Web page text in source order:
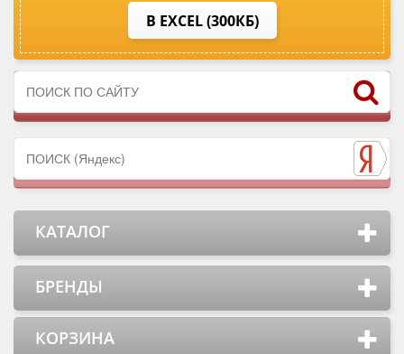
В EXCEL (300КБ)
КАТАЛОГ
БРЕНДЫ
КОРЗИНА